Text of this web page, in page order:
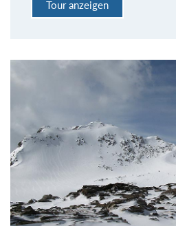
Tour anzeigen